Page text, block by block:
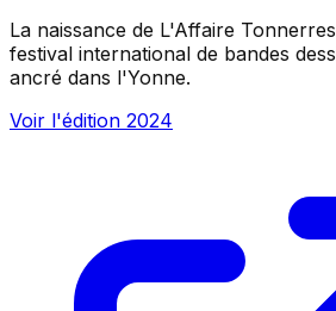
La naissance de L'Affaire
festival international de bandes
ancré dans l'Yonne.
Voir l'édition 2024